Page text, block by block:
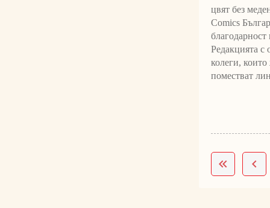
цвят без
Comics
Редакцията с
колеги,
поместват